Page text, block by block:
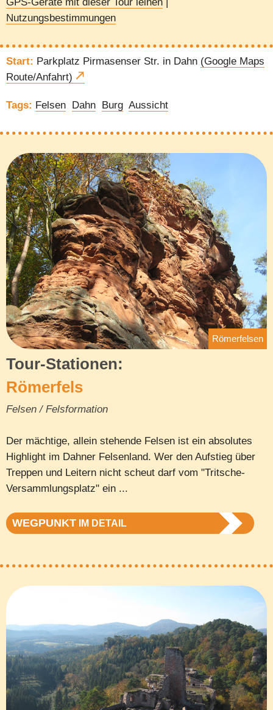
GPS-Geräte mit dieser Tour leihen
Nutzungsbestimmungen
Start: Parkplatz Pirmasenser Str. in Dahn (Google Maps
Route/Anfahrt)
Tags: Felsen Dahn Burg Aussicht
Römerfelsen
Tour-Stationen:
Römerfels
Felsen / Felsformation
Der mächtige, allein stehende Felsen ist ein absolutes
Highlight im Dahner Felsenland. Wer den Aufstieg über
Treppen und Leitern nicht scheut darf vom "Tritsche-
Versammlungsplatz" ein ...
WEGPUNKT IM DETAIL